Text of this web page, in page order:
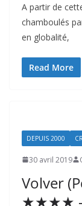
A partir de
chamboulés
en globalité,
Read More
DEPUIS 2000
30 avril 2019
Volver
★★★★ –